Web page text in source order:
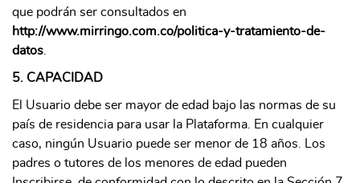
que podrán ser consultados en
http://www.mirringo.com.co/politica-y-tratamiento-de-
datos
5. CAPACIDAD
El Usuario debe ser mayor de edad bajo las normas de su
país de residencia para usar la Plataforma. En cualquier
caso, ningún Usuario puede ser menor de 18 años. Los
padres o tutores de los menores de edad pueden